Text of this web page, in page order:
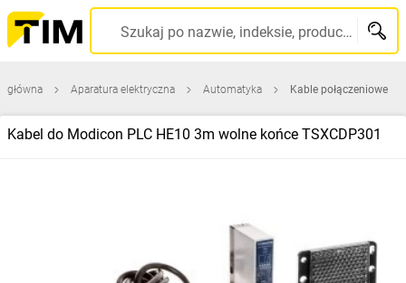
Szukaj po nazwie, indeksie, producencie, kodzie kreskowym...
główna Aparatura elektryczna Automatyka Kable połączeniowe
Kabel do Modicon PLC HE10 3m wolne końce TSXCDP301